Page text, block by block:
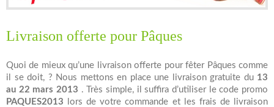
Livraison offerte pour Pâques
Quoi de mieux qu’une livraison offerte pour fêter Pâques comme
il se doit, ? Nous mettons en place une livraison gratuite du 13
au 22 mars 2013 . Très simple, il suffira d’utiliser le code promo
PAQUES2013 lors de votre commande et les frais de livraison